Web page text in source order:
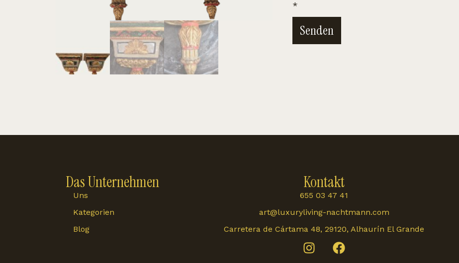
*
Senden
Das Unternehmen
Uns
Kategorien
Blog
Kontakt
655 03 47 41
art@luxuryliving-nachtmann.com
Carretera de Cártama 48, 29120, Alhaurín El Grande